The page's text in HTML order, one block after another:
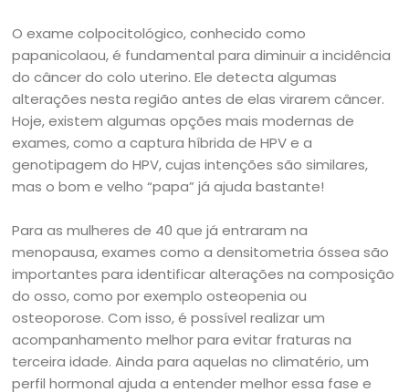
O exame colpocitológico, conhecido como
papanicolaou, é fundamental para diminuir a incidência
do câncer do colo uterino. Ele detecta algumas
alterações nesta região antes de elas virarem câncer.
Hoje, existem algumas opções mais modernas de
exames, como a captura híbrida de HPV e a
genotipagem do HPV, cujas intenções são similares,
mas o bom e velho “papa” já ajuda bastante!
Para as mulheres de 40 que já entraram na
menopausa, exames como a densitometria óssea são
importantes para identificar alterações na composição
do osso, como por exemplo osteopenia ou
osteoporose. Com isso, é possível realizar um
acompanhamento melhor para evitar fraturas na
terceira idade. Ainda para aquelas no climatério, um
perfil hormonal ajuda a entender melhor essa fase e